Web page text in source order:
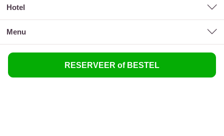
hotel
menu
RESERVEER of BESTEL